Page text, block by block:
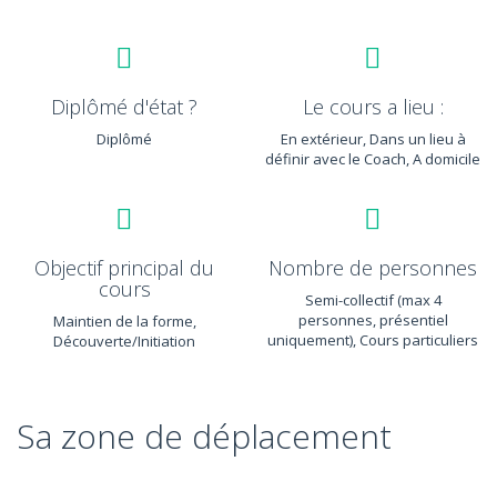
Diplômé d'état ?
Diplômé
Le cours a lieu :
En extérieur, Dans un lieu à
définir avec le Coach, A domicile
Objectif principal du
cours
Maintien de la forme,
Découverte/Initiation
Nombre de personnes
Semi-collectif (max 4
personnes, présentiel
uniquement), Cours particuliers
Sa zone de déplacement